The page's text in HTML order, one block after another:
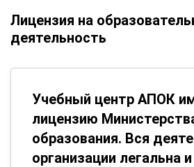
Лицензия на
деятельность
Учебный центр АПОК
лицензию
образования. Вся
организации легальна и